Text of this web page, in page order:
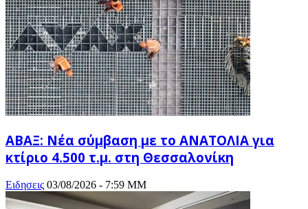
ΑΒΑΞ: Νέα σύμβαση με το ΑΝΑΤΟΛΙΑ για
κτίριο 4.500 τ.μ. στη Θεσσαλονίκη
Ειδησεις 03/08/2026 - 7:59 ΜΜ